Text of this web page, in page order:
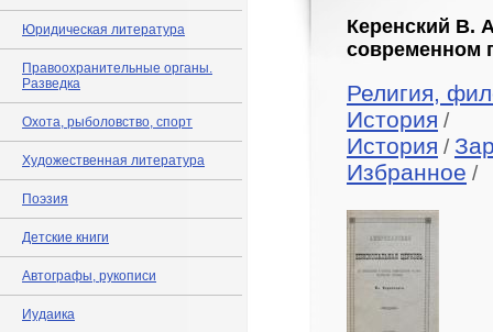
Юридическая литература
Правоохранительные органы.
Разведка
Охота, рыболовство, спорт
Художественная литература
Поэзия
Детские книги
Автографы, рукописи
Иудаика
Керенский В.
современном
Религия,
История /
История /
Избранное /